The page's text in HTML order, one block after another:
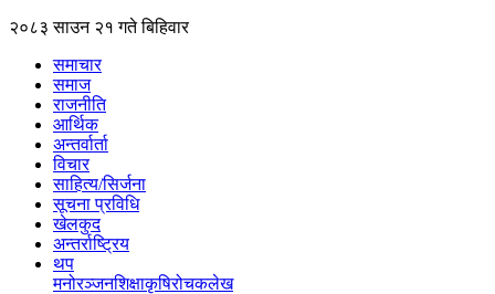
२०८३ साउन २१ गते बिहिवार
समाचार
समाज
राजनीति
आर्थिक
अन्तर्वार्ता
विचार
साहित्य/सिर्जना
सूचना प्रविधि
खेलकुद
अन्तर्राष्ट्रिय
थप
मनोरञ्‍जनशिक्षाकृषिरोचकलेख